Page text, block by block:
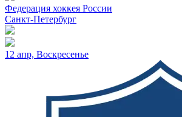
Федерация хоккея России
Санкт-Петербург
12 апр, Воскресенье